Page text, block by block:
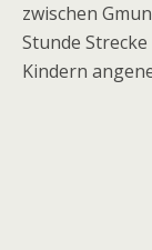
zwischen
Stunde
Kindern